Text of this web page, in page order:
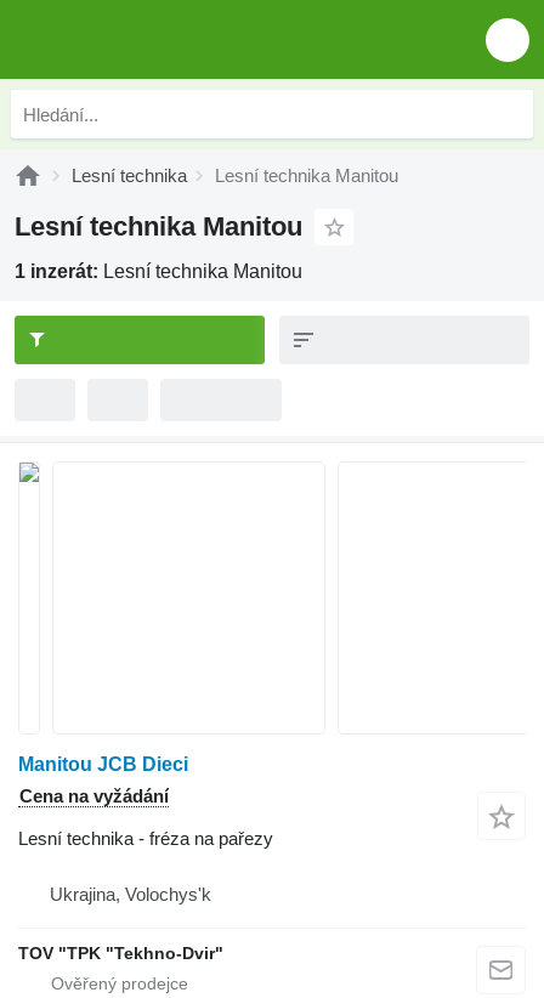
Lesní technika Lesní technika Manitou
Lesní technika Manitou
1 inzerát: Lesní technika Manitou
Manitou JCB Dieci
Cena na vyžádání
Lesní technika - fréza na pařezy
Ukrajina, Volochys'k
TOV "TPK "Tekhno-Dvir"